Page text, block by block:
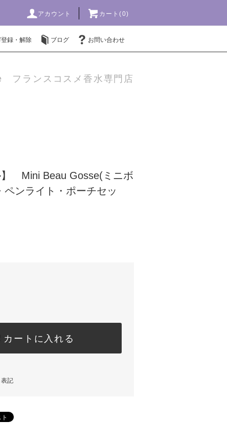
アカウント カート(0)
登録・解除 ブログ お問い合わせ
フランスコスメ香水専門店
】 Mini Beau Gosse(ミニボ
ンライト・ポーチセッ
カートに入れる
記